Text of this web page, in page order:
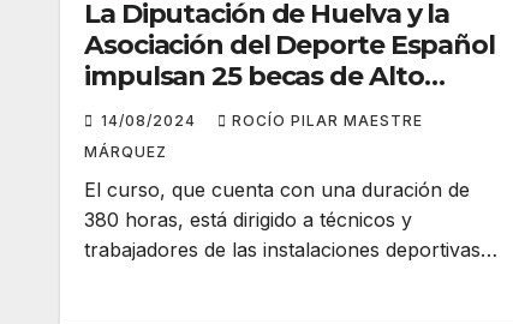
La Diputación de Huelva y la
Asociación del Deporte Español
impulsan 25 becas de Alto
Rendimiento Digital
14/08/2024
ROCÍO PILAR MAESTRE
MÁRQUEZ
El curso, que cuenta con una duración de
380 horas, está dirigido a técnicos y
trabajadores de las instalaciones deportivas…